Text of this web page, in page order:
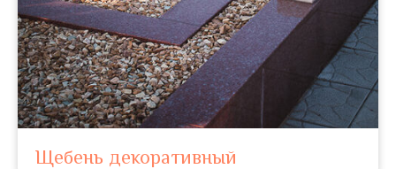
Щебень декоративный